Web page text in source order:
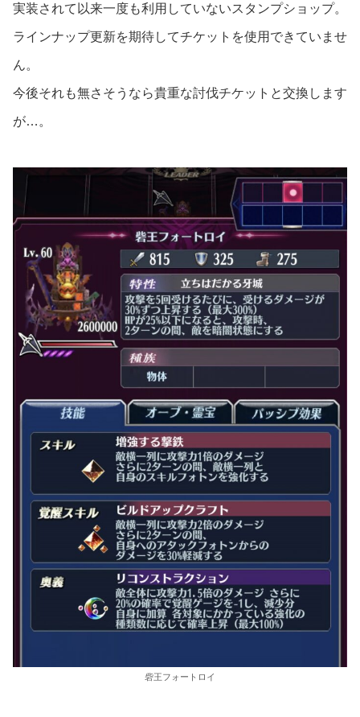
実装されて以来一度も利用していないスタンプショップ。
ラインナップ更新を期待してチケットを使用できていませ
ん。
今後それも無さそうなら貴重な討伐チケットと交換します
が…。
砦王フォートロイ